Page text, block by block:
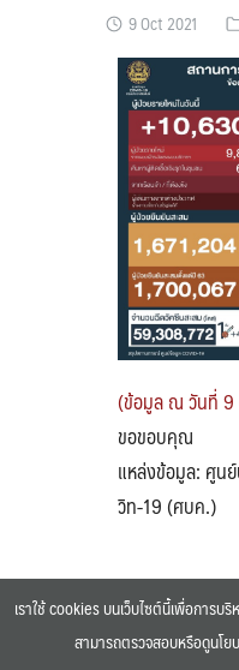
9 Oct 2021
(ข้อมูล ณ วันที่
ขอขอบคุณ
แหล่งข้อมูล: ศูน
วิท-19 (ศบค.)
©2025 BANGKOK
เราใช้ cookies บนเว็บไซต์นี้เพื่อการบ
สามารถตรวจสอบหรือดูนโ